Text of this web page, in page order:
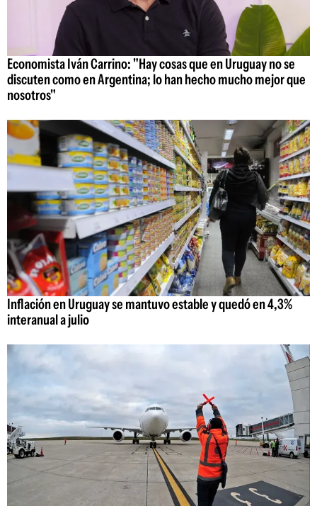
Economista Iván Carrino: "Hay cosas que en Uruguay no se
discuten como en Argentina; lo han hecho mucho mejor que
nosotros"
Inflación en Uruguay se mantuvo estable y quedó en 4,3%
interanual a julio